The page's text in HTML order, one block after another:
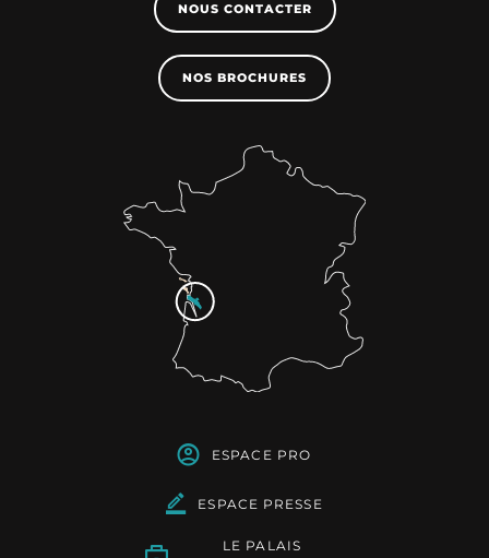
NOUS CONTACTER
NOS BROCHURES
ESPACE PRO
ESPACE PRESSE
LE PALAIS